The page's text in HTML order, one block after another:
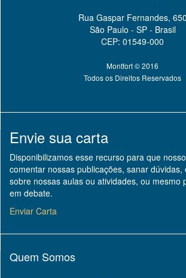
Rua Gaspar Fernandes, 650
São Paulo - SP - Brasil
CEP: 01549-000
Montfort © 2016
Todos os Direitos Reservados
Envie sua carta
Disponibilizamos esse recurso para que
comentar nossas publicações, sanar
sobre nossas aulas ou atividades, ou mesmo
em debate.
Enviar Carta
Quem Somos